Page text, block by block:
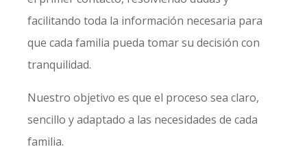
facilitando toda la información necesaria para
que cada familia pueda tomar su decisión con
tranquilidad.
Nuestro objetivo es que el proceso sea claro,
sencillo y adaptado a las necesidades de cada
familia.